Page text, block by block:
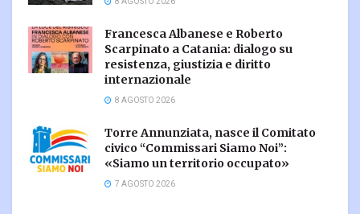
Francesca Albanese e Roberto
Scarpinato a Catania: dialogo su
resistenza, giustizia e diritto
internazionale
8 AGOSTO 2026
Torre Annunziata, nasce il Comitato
civico “Commissari Siamo Noi”:
«Siamo un territorio occupato»
7 AGOSTO 2026